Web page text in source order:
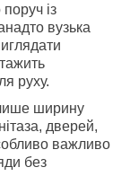
із
вузька
руху.
ширину
дверей,
важливо
без